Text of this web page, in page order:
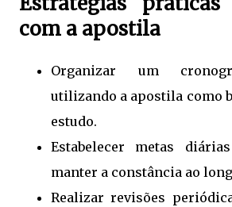
com a apostila
Organizar um
utilizando a apostila como
estudo.
Estabelecer metas
manter a constância ao
Realizar revisões